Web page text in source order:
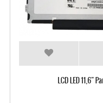
LCD LED 11,6"